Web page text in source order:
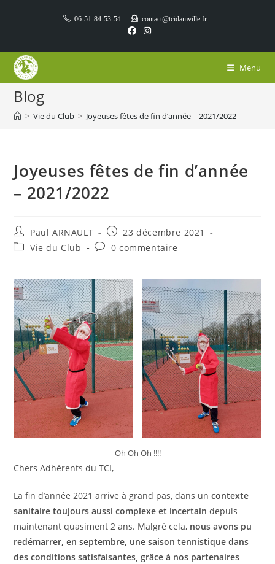
06-51-84-53-54 contact@tcidamville.fr
Menu
Blog
> Vie du Club > Joyeuses fêtes de fin d’année – 2021/2022
Joyeuses fêtes de fin d’année
– 2021/2022
Auteur/autrice
de
la
Paul ARNAULT
Publication
publiée :
23 décembre 2021
PostVie du Club
Commentaires
publication :
0 commentaire
Oh Oh Oh !!!!
Chers Adhérents du TCI,
La fin d’année 2021 arrive à grand pas, dans uncontexte
sanitaire toujours aussi complexe et incertain depuis
maintenant quasiment 2 ans. Malgré cela, nous avons pu
redémarrer, en septembre, une saison tennistique dans
des conditions satisfaisantes, grâce à nos partenaires